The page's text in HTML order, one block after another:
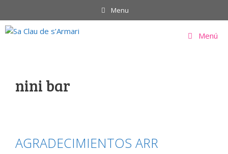
al
contenido
Menu
Menú
nini bar
AGRADECIMIENTOS ARR